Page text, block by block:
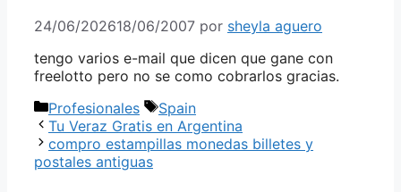
24/06/202618/06/2007 por sheyla aguero
tengo varios e-mail que dicen que gane con
freelotto pero no se como cobrarlos gracias.
Categorías
Profesionales Etiquetas
Spain
Tu Veraz Gratis en Argentina
compro estampillas monedas billetes y
postales antiguas